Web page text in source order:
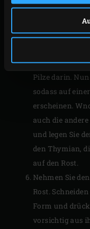
Sie den
Nehmen Sie
lassen es eine
Erhitzen Sie
ofenfesten
Pilze darin. Nun
sodass auf
erscheinen.
auch die
und legen Sie
den Thymian,
auf den Rost.
Nehmen Sie
Rost.
Form und
vorsichtig aus